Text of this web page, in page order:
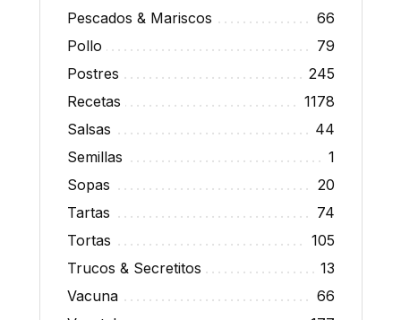
Pescados & Mariscos
66
Pollo
79
Postres
245
Recetas
1178
Salsas
44
Semillas
1
Sopas
20
Tartas
74
Tortas
105
Trucos & Secretitos
13
Vacuna
66